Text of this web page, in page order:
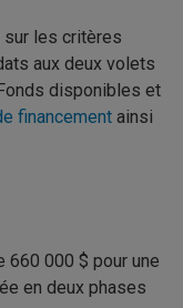
sur les critères
aux deux volets
disponibles et
financement ainsi
660 000 $ pour une
en deux phases